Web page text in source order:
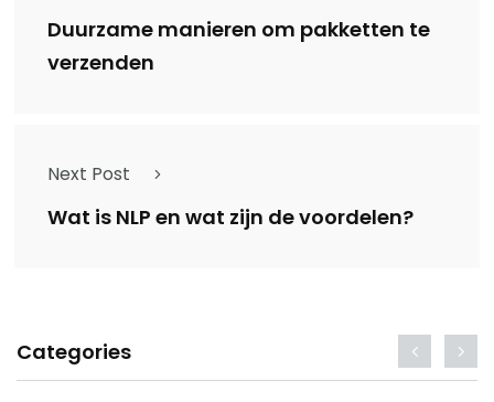
Duurzame manieren om pakketten te
verzenden
Next Post
Wat is NLP en wat zijn de voordelen?
Categories